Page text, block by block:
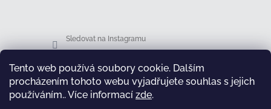
Tento web používá soubory cookie. Dalším
procházením tohoto webu vyjadřujete souhlas s jejich
používáním.. Více informací zde.
Sledovat na Instagramu
Facebook